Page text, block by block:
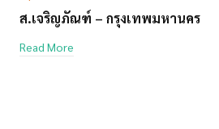
ส.เจริญภัณฑ์ – กรุงเทพมหานคร
Read More